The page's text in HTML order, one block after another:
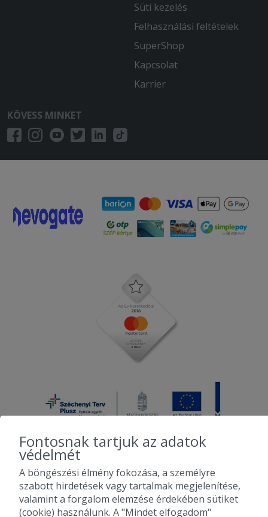
Süti kezelés
Felhasználási feltételek
SuperShop
Kapcsolat
Karrier
KÖVESS MINKET
2010-2026 Copyright - Falatozz.hu - Diston-line Kft.
Pizza, gyros, hamburger, menük kedvező áron, egy helyen az összes
étterem ajánlata.
Fontosnak tartjuk az adatok
védelmét
A böngészési élmény fokozása, a személyre
szabott hirdetések vagy tartalmak megjelenítése,
valamint a forgalom elemzése érdekében sütiket
(cookie) használunk. A "Mindet elfogadom"